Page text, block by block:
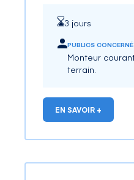
3 jours
PUBLICS
Monteur
terrain.
EN SAVOIR +